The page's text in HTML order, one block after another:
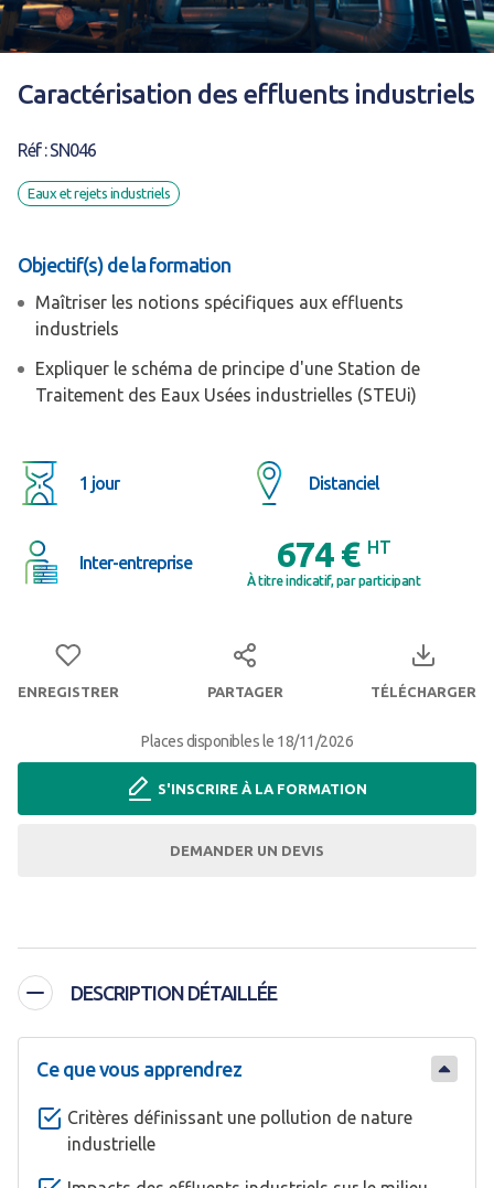
Caractérisation des effluents industriels
Réf : SN046
Eaux et rejets industriels
Objectif(s) de la formation
Maîtriser les notions spécifiques aux effluents
industriels
Expliquer le schéma de principe d'une Station de
Traitement des Eaux Usées industrielles (STEUi)
1 jour Distanciel
Inter-entreprise 674 € HT
À titre indicatif, par participant
ENREGISTRER PARTAGER TÉLÉCHARGER
Places disponibles le 18/11/2026
S'INSCRIRE À LA FORMATION
DEMANDER UN DEVIS
DESCRIPTION DÉTAILLÉE
Ce que vous apprendrez
Critères définissant une pollution de nature
industrielle